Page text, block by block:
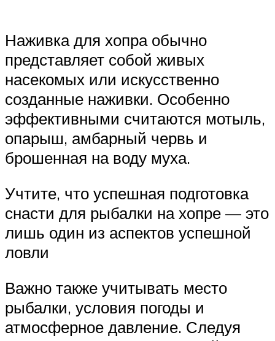
Наживка для хопра обычно
представляет собой живых
насекомых или искусственно
созданные наживки. Особенно
эффективными считаются мотыль,
опарыш, амбарный червь и
брошенная на воду муха.
Учтите, что успешная подготовка
снасти для рыбалки на хопре — это
лишь один из аспектов успешной
ловли
Важно также учитывать место
рыбалки, условия погоды и
атмосферное давление. Следуя